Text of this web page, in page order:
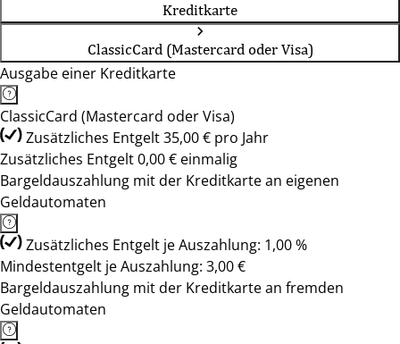
Kreditkarte
ClassicCard (Mastercard oder Visa)
Ausgabe einer Kreditkarte
ClassicCard (Mastercard oder Visa)
Zusätzliches Entgelt 35,00 € pro Jahr
Zusätzliches Entgelt 0,00 € einmalig
Bargeldauszahlung mit der Kreditkarte an eigenen
Geldautomaten
Zusätzliches Entgelt je Auszahlung: 1,00 %
Mindestentgelt je Auszahlung: 3,00 €
Bargeldauszahlung mit der Kreditkarte an fremden
Geldautomaten